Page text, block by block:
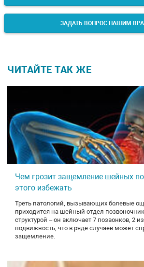
ЗАДАТЬ ВОПРОС НАШИМ
ЧИТАЙТЕ ТАК ЖЕ
Чем грозит защемление шейных
этого избежать
Треть патологий, вызывающих болевые
приходится на шейный отдел
структурой – он включает 7 позвонков, 2
подвижность, что в ряде случаев может
защемление.